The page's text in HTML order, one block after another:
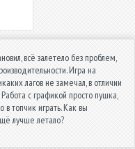
всё залетело без проблем,
Игра на
лагов не замечал, в отличии
с графикой просто пушка,
топчик играть. Как вы
лучше летало?